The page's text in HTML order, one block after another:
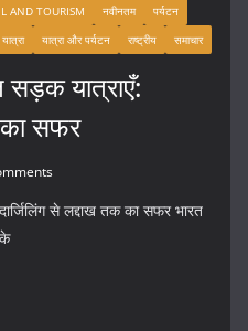
AND TOURISM नवीनतम
पर्यटन
यात्रा यात्रा और पर्यटन राष्ट्रीय समाचार
यात्राएँ:
का सफर
से लद्दाख तक का सफर भारत